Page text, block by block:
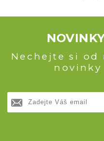
Nechejte si od
novinky